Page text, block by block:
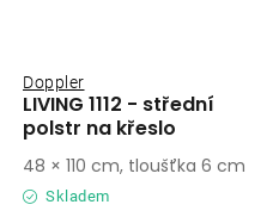
LIVING 1112 - střední
polstr na křeslo
Doppler
Skladem
48 × 110 cm, tloušťka 6 cm